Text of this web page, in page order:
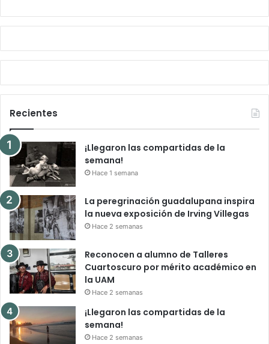
Recientes
¡Llegaron las compartidas de la
semana!
Hace 1 semana
La peregrinación guadalupana inspira
la nueva exposición de Irving Villegas
Hace 2 semanas
Reconocen a alumno de Talleres
Cuartoscuro por mérito académico en
la UAM
Hace 2 semanas
¡Llegaron las compartidas de la
semana!
Hace 2 semanas